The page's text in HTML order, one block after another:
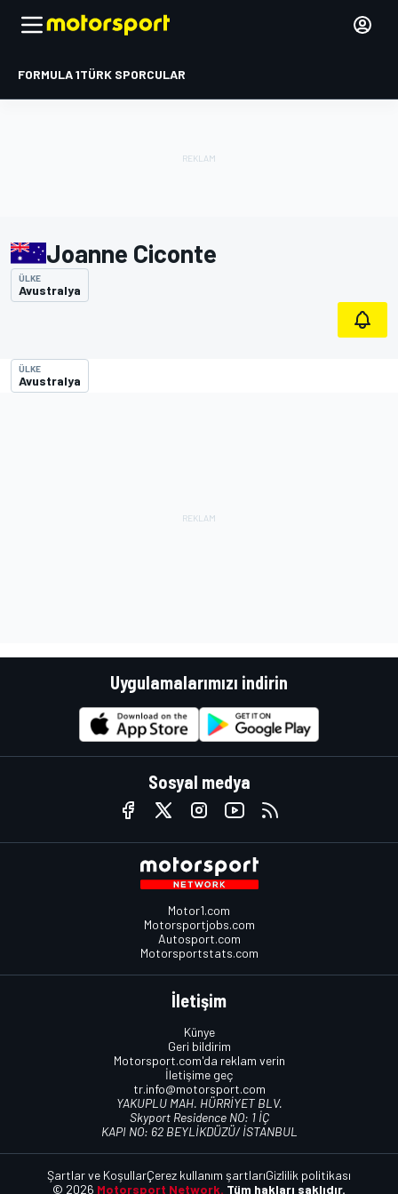
FORMULA 1TÜRK SPORCULAR
Joanne Ciconte
ÜLKE
Avustralya
ÜLKE
Avustralya
Uygulamalarımızı indirin
Sosyal medya
Motor1.com
Motorsportjobs.com
Autosport.com
Motorsportstats.com
İletişim
Künye
Geri bildirim
Motorsport.com'da reklam verin
İletişime geç
tr.info@motorsport.com
YAKUPLU MAH. HÜRRİYET BLV.
Skyport Residence NO: 1 İÇ
KAPI NO: 62 BEYLİKDÜZÜ/ İSTANBUL
© 2026 Motorsport Network. Tüm hakları saklıdır.
Şartlar ve KoşullarÇerez kullanım şartlarıGizlilik politikası